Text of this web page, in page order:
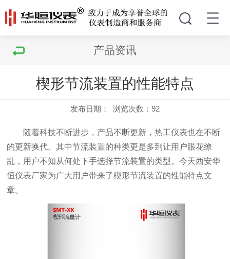
产品资讯
楔形节流装置的性能特点
发布日期： 浏览次数：92
随着科技不断进步，产品不断更新，热工仪表也在不断
的更新换代。其中节流装置的种类更是多到让用户眼花缭
乱，用户不知从何处下手选择节流装置的类型。今天西安华
恒仪表厂家为广大用户带来了楔形节流装置的性能特点文
章。